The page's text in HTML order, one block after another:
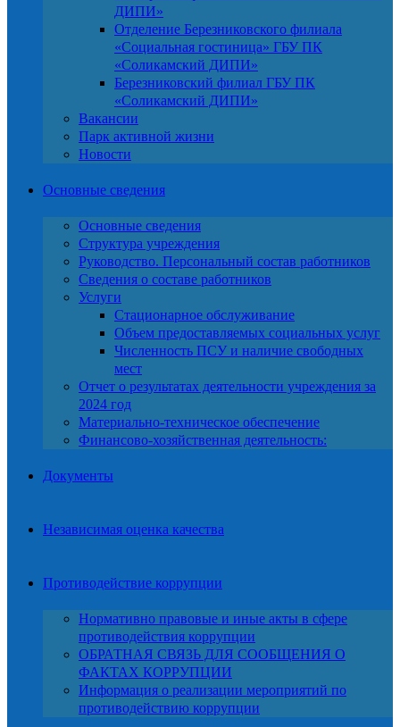
ДИПИ»
Отделение Березниковского филиала
«Социальная гостиница» ГБУ ПК
«Соликамский ДИПИ»
Березниковский филиал ГБУ ПК
«Соликамский ДИПИ»
Вакансии
Парк активной жизни
Новости
Основные сведения
Основные сведения
Структура учреждения
Руководство. Персональный состав работников
Сведения о составе работников
Услуги
Стационарное обслуживание
Объем предоставляемых социальных услуг
Численность ПСУ и наличие свободных
мест
Отчет о результатах деятельности учреждения за
2024 год
Материально-техническое обеспечение
Финансово-хозяйственная деятельность:
Документы
Независимая оценка качества
Противодействие коррупции
Нормативно правовые и иные акты в сфере
противодействия коррупции
ОБРАТНАЯ СВЯЗЬ ДЛЯ СООБЩЕНИЯ О
ФАКТАХ КОРРУПЦИИ
Информация о реализации мероприятий по
противодействию коррупции